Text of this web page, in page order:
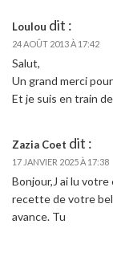
Loulou dit :
24 AOÛT 2013 À 17:42
Salut,
Un grand merci
Et je suis en train
Zazia Coet dit :
17 JANVIER 2025 À 17:38
Bonjour,J ai lu
recette de votre
avance. Tu